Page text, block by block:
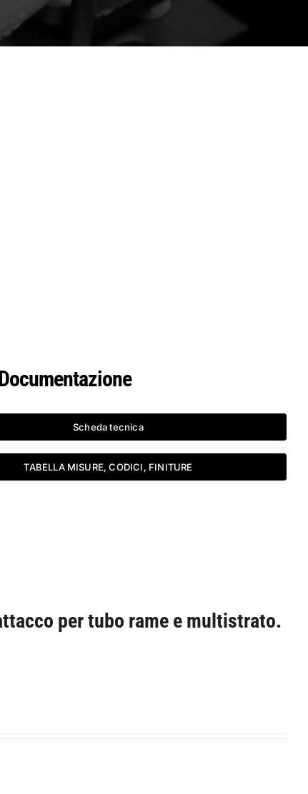
Scheda tecnica
TABELLA MISURE, CODICI, FINITURE
per tubo rame e multistrato.